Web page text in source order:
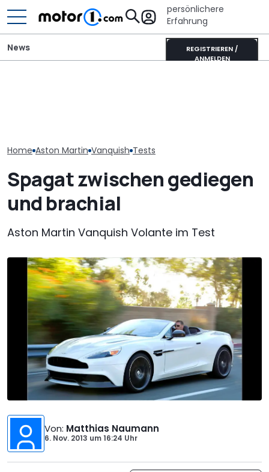
persönlichere
Erfahrung
REGISTRIEREN /
ANMELDEN
News
Home Aston Martin Vanquish Tests
Spagat zwischen gediegen
und brachial
Aston Martin Vanquish Volante im Test
Von: Matthias Naumann
6. Nov. 2013 um16:24 Uhr